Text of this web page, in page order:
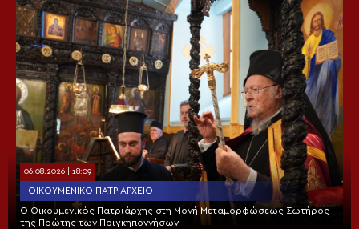
06.08.2026 | 18:09
ΟΙΚΟΥΜΕΝΙΚΌ ΠΑΤΡΙΑΡΧΕΊΟ
Ο Οικουμενικός Πατριάρχης στη Μονή Μεταμορφώσεως Σωτήρος
της Πρώτης των Πριγκηποννήσων